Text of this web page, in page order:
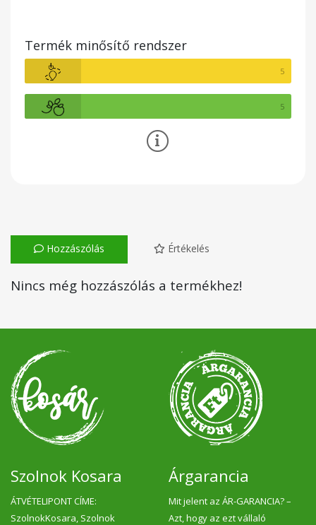
Termék minősítő rendszer
5
5
Hozzászólás Értékelés
Nincs még hozzászólás a termékhez!
Szolnok Kosara
ÁTVÉTELIPONT CÍME:
SzolnokKosara, Szolnok
Árgarancia
Mit jelent az ÁR-GARANCIA? –
Azt, hogy az ezt vállaló